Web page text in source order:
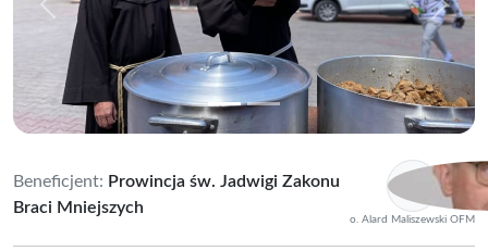
Previous Next
Beneficjent: Prowincja św. Jadwigi Zakonu
Braci Mniejszych
o. Alard Maliszewski OFM